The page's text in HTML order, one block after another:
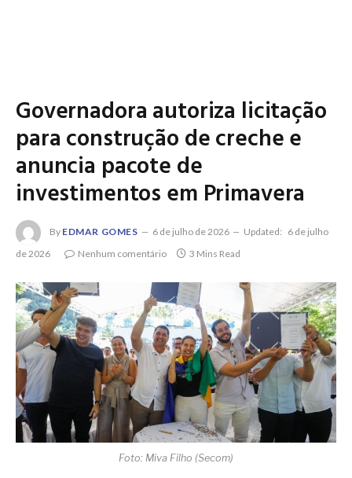
Governadora autoriza licitação
para construção de creche e
anuncia pacote de
investimentos em Primavera
By EDMAR GOMES 6 de julho de 2026 Updated: 6 de julho
de 2026
Nenhum comentário 3 Mins Read
Foto: Miva Filho (Secom)